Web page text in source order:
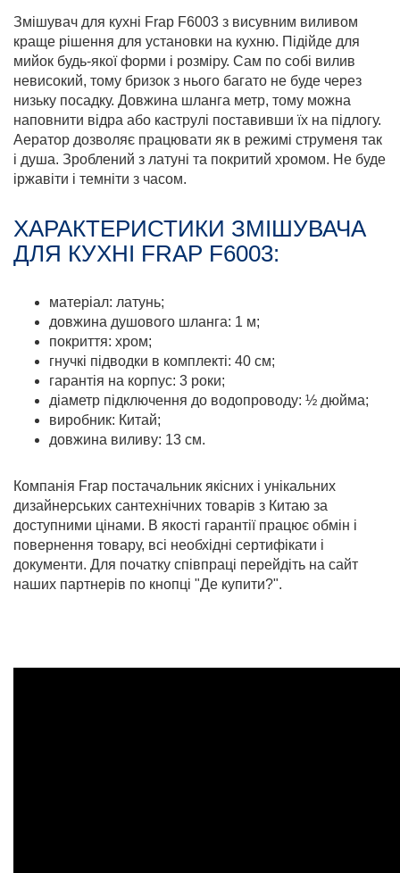
Змішувач для кухні Frap F6003 з висувним виливом
краще рішення для установки на кухню. Підійде для
мийок будь-якої форми і розміру. Сам по собі вилив
невисокий, тому бризок з нього багато не буде через
низьку посадку. Довжина шланга метр, тому можна
наповнити відра або каструлі поставивши їх на підлогу.
Аератор дозволяє працювати як в режимі струменя так
і душа. Зроблений з латуні та покритий хромом. Не буде
іржавіти і темніти з часом.
ХАРАКТЕРИСТИКИ ЗМІШУВАЧА
ДЛЯ КУХНІ FRAP F6003:
матеріал: латунь;
довжина душового шланга: 1 м;
покриття: хром;
гнучкі підводки в комплекті: 40 см;
гарантія на корпус: 3 роки;
діаметр підключення до водопроводу: ½ дюйма;
виробник: Китай;
довжина виливу: 13 см.
Компанія Frap постачальник якісних і унікальних
дизайнерських сантехнічних товарів з Китаю за
доступними цінами. В якості гарантії працює обмін і
повернення товару, всі необхідні сертифікати і
документи. Для початку співпраці перейдіть на сайт
наших партнерів по кнопці "Де купити?".